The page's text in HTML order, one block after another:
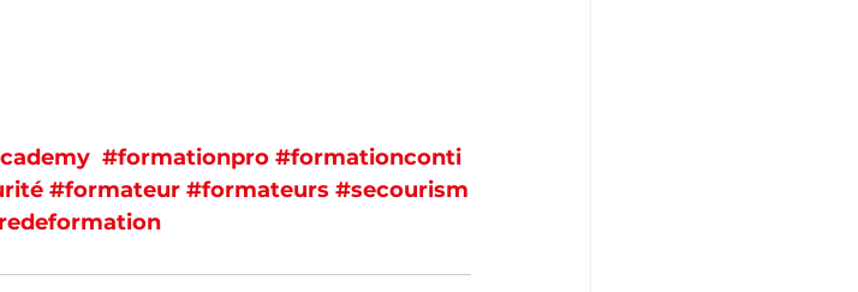
#formationpro #formationconti
#formateur #formateurs #secourism